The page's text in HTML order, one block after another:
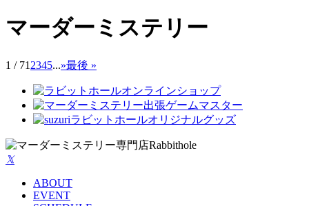
マーダーミステリー
1 / 71 2345...»最後 »
𝕏
ABOUT
EVENT